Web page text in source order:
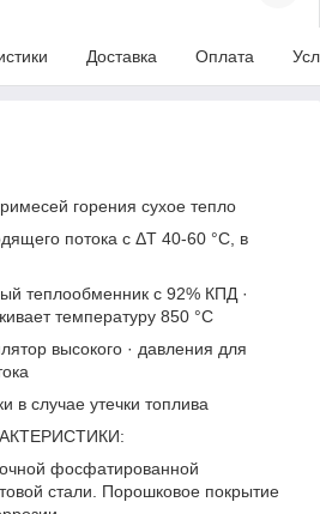
Доставка Оплата
горения сухое тепло
потока с ΔT 40-60 °C, в
с 92% КПД ·
температуру 850 °C
высокого · давления для
случае утечки топлива
фосфатированной
стали. Порошковое покрытие